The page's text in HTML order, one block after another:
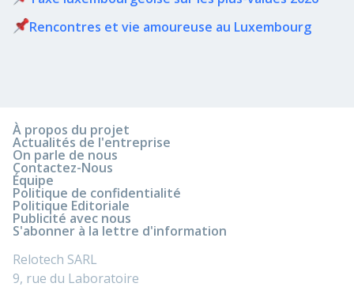
Rencontres et vie amoureuse au Luxembourg
À propos du projet
Actualités de l'entreprise
On parle de nous
Contactez-Nous
Équipe
Politique de confidentialité
Politique Editoriale
Publicité avec nous
S'abonner à la lettre d'information
Relotech SARL
9, rue du Laboratoire